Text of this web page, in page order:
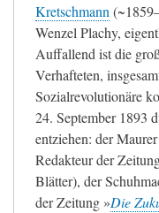
Kretschmann
Wenzel Plachy,
Auffallend ist die
Verhafteten,
Sozialrevolutionäre
24. September 1893
entziehen: der Maurer
Redakteur der
Blätter), der
der Zeitung »Die